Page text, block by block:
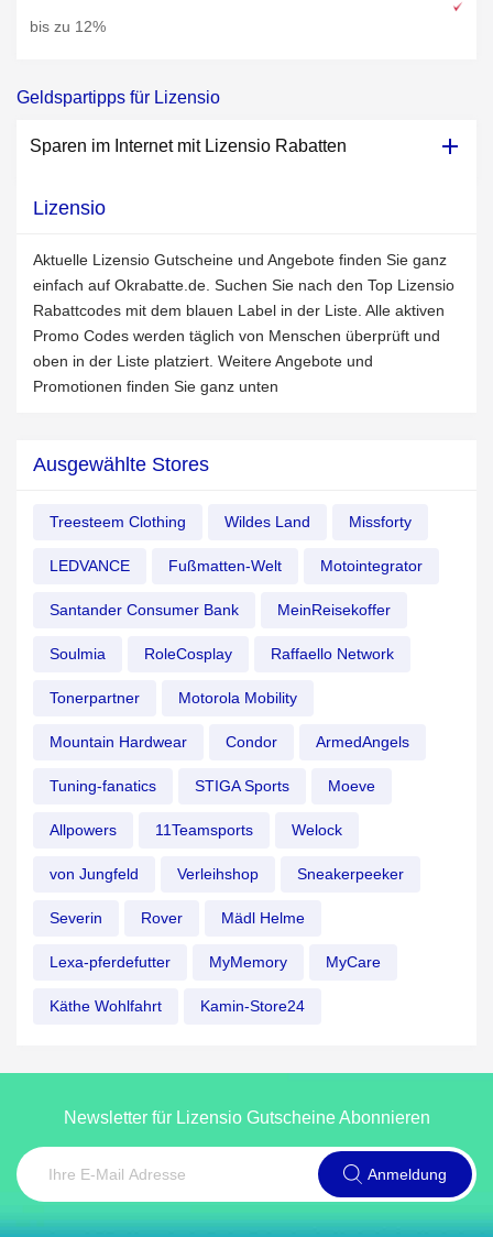
bis zu 12%
Geldspartipps für Lizensio
Sparen im Internet mit Lizensio Rabatten
Lizensio
Aktuelle Lizensio Gutscheine und Angebote finden Sie ganz
einfach auf Okrabatte.de. Suchen Sie nach den Top Lizensio
Rabattcodes mit dem blauen Label in der Liste. Alle aktiven
Promo Codes werden täglich von Menschen überprüft und
oben in der Liste platziert. Weitere Angebote und
Promotionen finden Sie ganz unten
Ausgewählte Stores
Treesteem Clothing Wildes Land Missforty
LEDVANCE Fußmatten-Welt Motointegrator
Santander Consumer Bank MeinReisekoffer
Soulmia RoleCosplay Raffaello Network
Tonerpartner Motorola Mobility
Mountain Hardwear Condor ArmedAngels
Tuning-fanatics STIGA Sports Moeve
Allpowers 11Teamsports Welock
von Jungfeld Verleihshop Sneakerpeeker
Severin Rover Mädl Helme
Lexa-pferdefutter MyMemory MyCare
Käthe Wohlfahrt Kamin-Store24
Newsletter für Lizensio Gutscheine Abonnieren
Anmeldung